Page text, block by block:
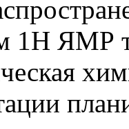
1Н ЯМР